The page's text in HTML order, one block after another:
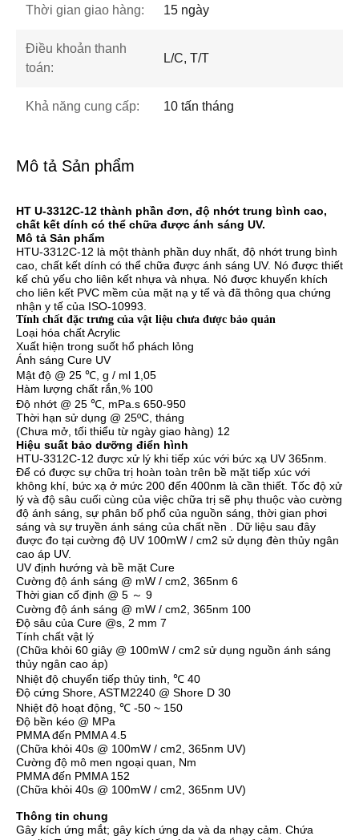
Thời gian giao hàng: 15 ngày
Điều khoản thanh
toán:
L/C, T/T
Khả năng cung cấp: 10 tấn tháng
Mô tả Sản phẩm
HT U-3312C-12 thành phần đơn, độ nhớt trung bình cao,
chất kết dính có thể chữa được ánh sáng UV.
Mô tả Sản phẩm
HTU-3312C-12 là một thành phần duy nhất, độ nhớt trung bình
cao, chất kết dính có thể chữa được ánh sáng UV. Nó được thiết
kế chủ yếu cho liên kết nhựa và nhựa.
Nó được khuyến khích
cho liên kết PVC mềm của mặt nạ y tế và đã thông qua chứng
nhận y tế của ISO-10993.
Tính chất đặc trưng của vật liệu chưa được bảo quản
Loại hóa chất Acrylic
Xuất hiện trong suốt hổ phách lỏng
Ánh sáng Cure UV
Mật độ @ 25 ℃, g / ml 1,05
Hàm lượng chất rắn,% 100
Độ nhớt @ 25 ℃, mPa.s 650-950
Thời hạn sử dụng @ 25ºC, tháng
(Chưa mở, tối thiểu từ ngày giao hàng) 12
Hiệu suất bảo dưỡng điển hình
HTU-3312C-12 được xử lý khi tiếp xúc với bức xạ UV 365nm.
Để có được sự chữa trị hoàn toàn trên bề mặt tiếp xúc với
không khí, bức xạ ở mức 200 đến 400nm là cần thiết. Tốc độ xử
lý và độ sâu cuối cùng của việc chữa trị sẽ phụ thuộc vào cường
độ ánh sáng, sự phân bố phổ của nguồn sáng, thời gian phơi
sáng và sự truyền ánh sáng của chất nền .
Dữ liệu sau đây
được đo tại cường độ UV 100mW / cm2 sử dụng đèn thủy ngân
cao áp UV.
UV định hướng và bề mặt Cure
Cường độ ánh sáng @ mW / cm2, 365nm 6
Thời gian cố định @ 5 ～ 9
Cường độ ánh sáng @ mW / cm2, 365nm 100
Độ sâu của Cure @s, 2 mm 7
Tính chất vật lý
(Chữa khỏi 60 giây @ 100mW / cm2 sử dụng nguồn ánh sáng
thủy ngân cao áp)
Nhiệt độ chuyển tiếp thủy tinh, ℃ 40
Độ cứng Shore, ASTM2240 @ Shore D 30
Nhiệt độ hoạt động, ℃ -50 ~ 150
Độ bền kéo @ MPa
PMMA đến PMMA 4.5
(Chữa khỏi 40s @ 100mW / cm2, 365nm UV)
Cường độ mô men ngoại quan, Nm
PMMA đến PMMA 152
(Chữa khỏi 40s @ 100mW / cm2, 365nm UV)
Thông tin chung
Gây kích ứng mắt; gây kích ứng da và da nhạy cảm. Chứa